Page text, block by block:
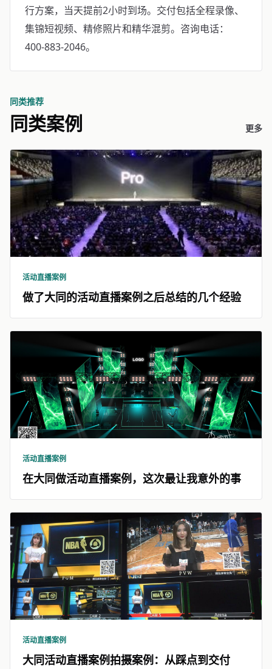
行方案，当天提前2小时到场。交付包括全程录像、
集锦短视频、精修照片和精华混剪。咨询电话：
400-883-2046。
同类推荐
同类案例 更多
活动直播案例
做了大同的活动直播案例之后总结的几个经验
活动直播案例
在大同做活动直播案例，这次最让我意外的事
活动直播案例
大同活动直播案例拍摄案例：从踩点到交付